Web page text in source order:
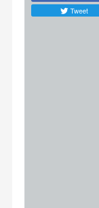
Tweet